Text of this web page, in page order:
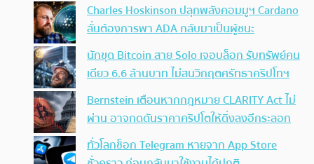
Charles Hoskinson ปลุกพลังคอมมูฯ Cardano
ลั่นต้องการพา ADA กลับมาเป็นผู้ชนะ
นักขุด Bitcoin สาย Solo เจอบล็อก รับทรัพย์คน
เดียว 6.6 ล้านบาท ไม่สนวิกฤตศรัทธาคริปโทฯ
Bernstein เตือนหากกฎหมาย CLARITY Act ไม่
ผ่าน อาจกดดันราคาคริปโตให้ดิ่งลงอีกระลอก
ทั่วโลกช็อก Telegram หายจาก App Store